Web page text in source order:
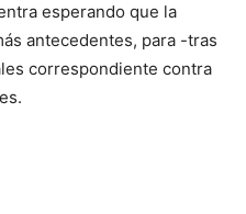
esperando que la
antecedentes, para -tras
correspondiente contra